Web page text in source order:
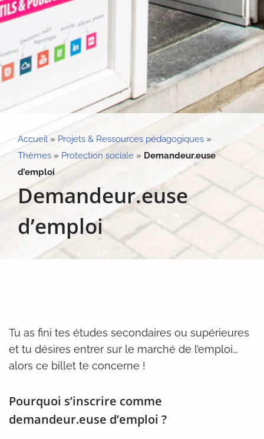
Accueil » Projets & Ressources pédagogiques »
Thèmes » Protection sociale » Demandeur.euse
d’emploi
Demandeur.euse
d’emploi
Tu as fini tes études secondaires ou supérieures
et tu désires entrer sur le marché de l’emploi…
alors ce billet te concerne !
Pourquoi s’inscrire comme
demandeur.euse d’emploi ?